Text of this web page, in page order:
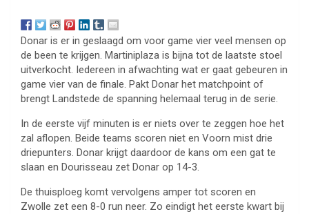
Donar is er in geslaagd om voor game vier veel mensen op
de been te krijgen. Martiniplaza is bijna tot de laatste stoel
uitverkocht. Iedereen in afwachting wat er gaat gebeuren in
game vier van de finale. Pakt Donar het matchpoint of
brengt Landstede de spanning helemaal terug in de serie.
In de eerste vijf minuten is er niets over te zeggen hoe het
zal aflopen. Beide teams scoren niet en Voorn mist drie
driepunters. Donar krijgt daardoor de kans om een gat te
slaan en Dourisseau zet Donar op 14-3.
De thuisploeg komt vervolgens amper tot scoren en
Zwolle zet een 8-0 run neer. Zo eindigt het eerste kwart bij